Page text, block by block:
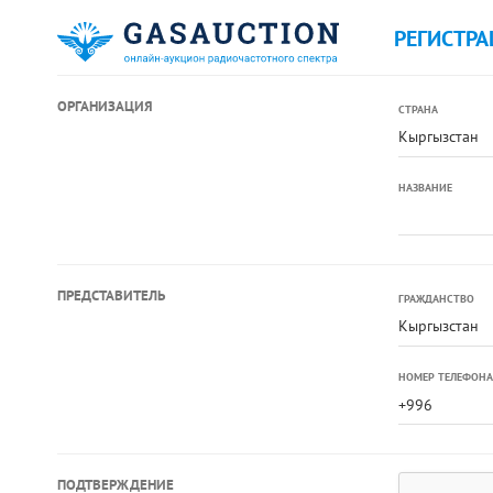
ОРГАНИЗАЦИЯ СТРАНА
Кыргызстан
НАЗВАНИЕ
ПРЕДСТАВИТЕЛЬ ГРАЖДАНСТВО
Кыргызстан
НОМЕР ТЕЛЕФОНА
ПОДТВЕРЖДЕНИЕ